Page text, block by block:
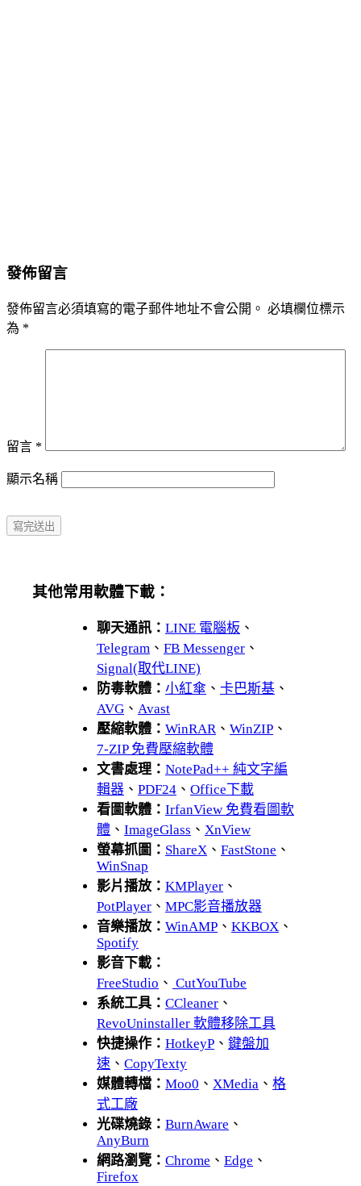
發佈留言
發佈留言必須填寫的電子郵件地址不會公開。 必填欄位標示
為 *
留言 *
顯示名稱
其他常用軟體下載：
聊天通訊： LINE 電腦板 、
Telegram 、 FB Messenger 、
Signal(取代LINE)
防毒軟體： 小紅傘 、 卡巴斯基 、
AVG 、 Avast
壓縮軟體： WinRAR 、 WinZIP 、
7-ZIP 免費壓縮軟體
文書處理： NotePad++ 純文字編
輯器 、 PDF24 、 Office下載
看圖軟體： IrfanView 免費看圖軟
體 、 ImageGlass 、 XnView
螢幕抓圖： ShareX 、 FastStone 、
WinSnap
影片播放： KMPlayer 、
PotPlayer 、 MPC影音播放器
音樂播放： WinAMP 、 KKBOX 、
Spotify
影音下載：
FreeStudio 、 CutYouTube
系統工具： CCleaner 、
RevoUninstaller 軟體移除工具
快捷操作： HotkeyP 、 鍵盤加
速 、 CopyTexty
媒體轉檔： Moo0 、 XMedia 、 格
式工廠
光碟燒錄： BurnAware 、
AnyBurn
網路瀏覽： Chrome 、 Edge 、
Firefox